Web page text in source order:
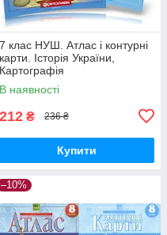
7 клас НУШ. Атлас і контурні
карти. Історія України,
Картографія
В наявності
212 ₴ 236 ₴
Купити
–10%